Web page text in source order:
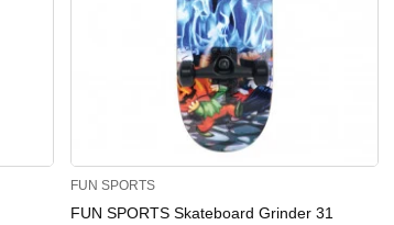
FUN SPORTS
FUN SPORTS Skateboard Grinder 31